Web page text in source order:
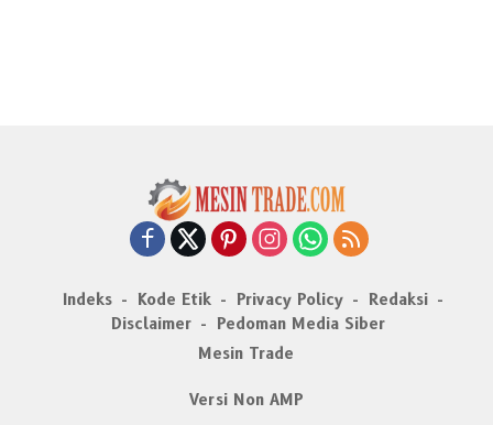
Indeks Kode Etik Privacy Policy
Redaksi
Disclaimer
Pedoman Media Siber
Mesin Trade
Versi Non AMP